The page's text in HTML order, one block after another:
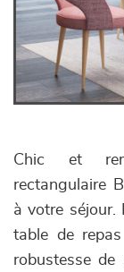
Chic et
rectangulaire
à votre séjour.
table de
robustesse